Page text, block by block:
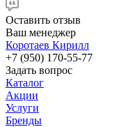
Оставить отзыв
Ваш менеджер
Коротаев Кирилл
+7 (950) 170-55-77
Задать вопрос
Каталог
Акции
Услуги
Бренды